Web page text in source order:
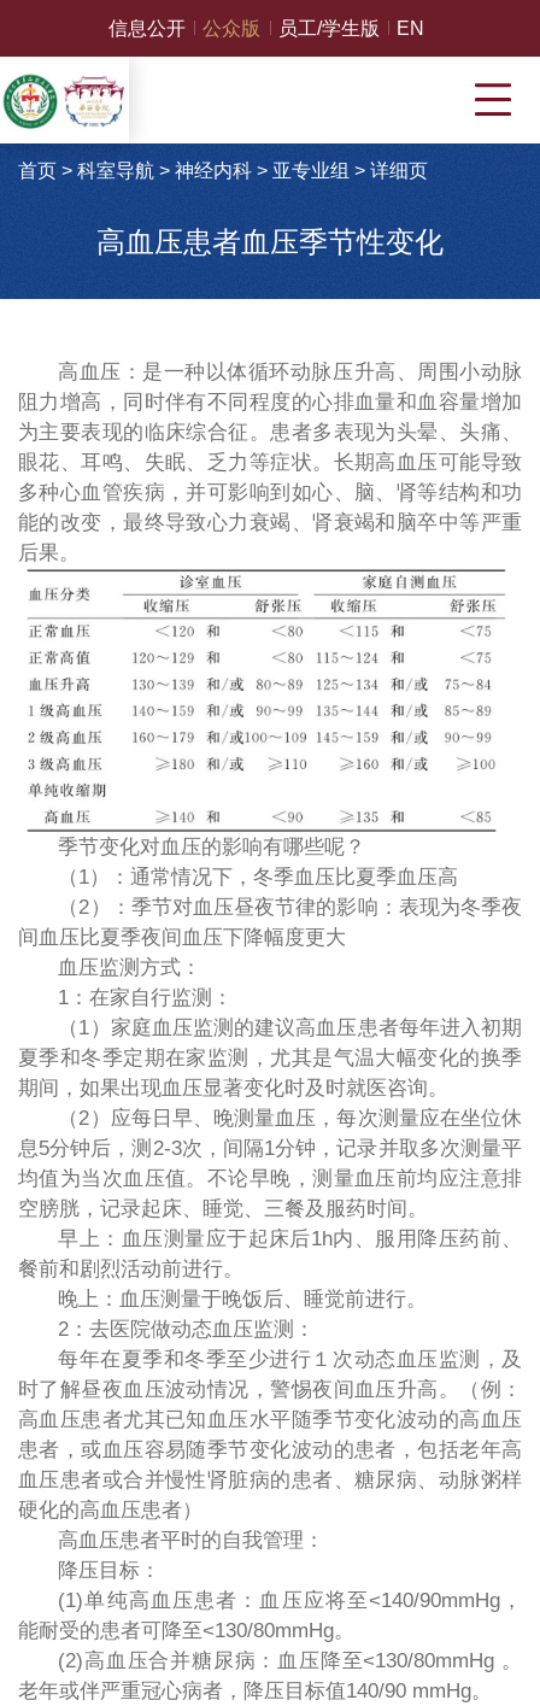
信息公开 公众版 员工/学生版 EN
首页 > 科室导航> 神经内科> 亚专业组 > 详细页
高血压患者血压季节性变化
高血压：是一种以体循环动脉压升高、周围小动脉
阻力增高，同时伴有不同程度的心排血量和血容量增加
为主要表现的临床综合征。患者多表现为头晕、头痛、
眼花、耳鸣、失眠、乏力等症状。长期高血压可能导致
多种心血管疾病，并可影响到如心、脑、肾等结构和功
能的改变，最终导致心力衰竭、肾衰竭和脑卒中等严重
后果。
季节变化对血压的影响有哪些呢？
（1）：通常情况下，冬季血压比夏季血压高
（2）：季节对血压昼夜节律的影响：表现为冬季夜
间血压比夏季夜间血压下降幅度更大
血压监测方式：
1：在家自行监测：
（1）家庭血压监测的建议高血压患者每年进入初期
夏季和冬季定期在家监测，尤其是气温大幅变化的换季
期间，如果出现血压显著变化时及时就医咨询。
（2）应每日早、晚测量血压，每次测量应在坐位休
息5分钟后，测2-3次，间隔1分钟，记录并取多次测量平
均值为当次血压值。不论早晚，测量血压前均应注意排
空膀胱，记录起床、睡觉、三餐及服药时间。
早上：血压测量应于起床后1h内、服用降压药前、
餐前和剧烈活动前进行。
晚上：血压测量于晚饭后、睡觉前进行。
2：去医院做动态血压监测：
每年在夏季和冬季至少进行１次动态血压监测，及
时了解昼夜血压波动情况，警惕夜间血压升高。（例：
高血压患者尤其已知血压水平随季节变化波动的高血压
患者，或血压容易随季节变化波动的患者，包括老年高
血压患者或合并慢性肾脏病的患者、糖尿病、动脉粥样
硬化的高血压患者）
高血压患者平时的自我管理：
降压目标：
(1)单纯高血压患者：血压应将至<140/90mmHg，
能耐受的患者可降至<130/80mmHg。
(2)高血压合并糖尿病：血压降至<130/80mmHg 。
老年或伴严重冠心病者，降压目标值140/90 mmHg。